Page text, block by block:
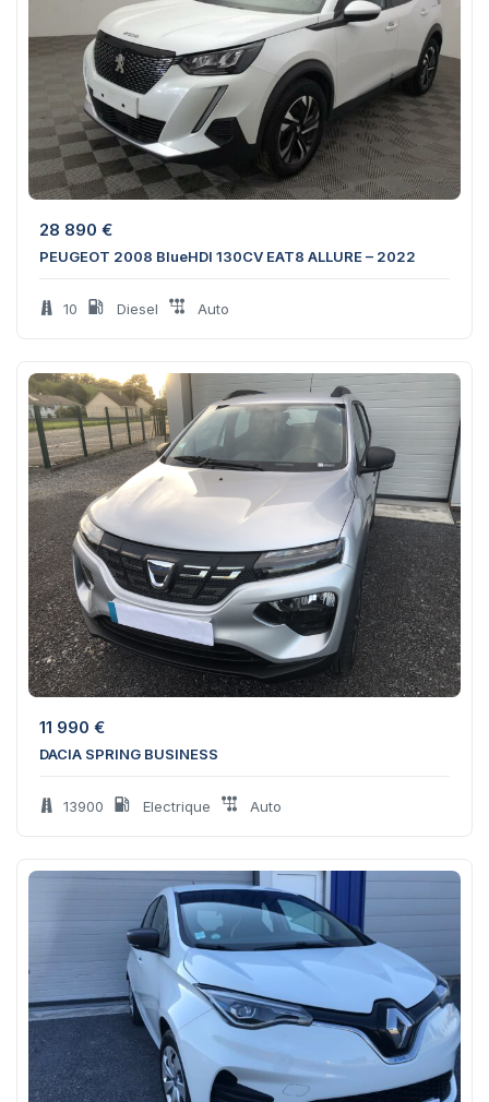
28 890 €
PEUGEOT 2008 BlueHDI 130CV EAT8 ALLURE – 2022
10 Diesel Auto
11 990 €
DACIA SPRING BUSINESS
13900 Electrique Auto